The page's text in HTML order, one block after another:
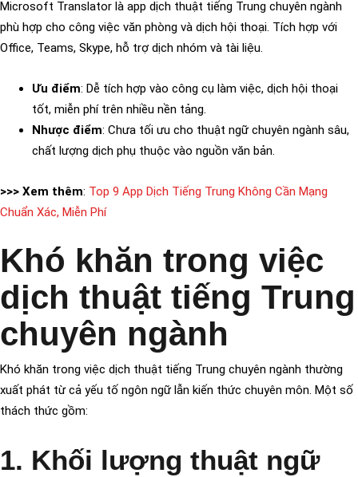
Microsoft Translator là app dịch thuật tiếng Trung chuyên ngành
phù hợp cho công việc văn phòng và dịch hội thoại. Tích hợp với
Office, Teams, Skype, hỗ trợ dịch nhóm và tài liệu.
Ưu điểm: Dễ tích hợp vào công cụ làm việc, dịch hội thoại
tốt, miễn phí trên nhiều nền tảng.
Nhược điểm: Chưa tối ưu cho thuật ngữ chuyên ngành sâu,
chất lượng dịch phụ thuộc vào nguồn văn bản.
>>> Xem thêm: Top 9 App Dịch Tiếng Trung Không Cần Mạng
Chuẩn Xác, Miễn Phí
Khó khăn trong việc
dịch thuật tiếng Trung
chuyên ngành
Khó khăn trong việc dịch thuật tiếng Trung chuyên ngành thường
xuất phát từ cả yếu tố ngôn ngữ lẫn kiến thức chuyên môn. Một số
thách thức gồm:
1. Khối lượng thuật ngữ